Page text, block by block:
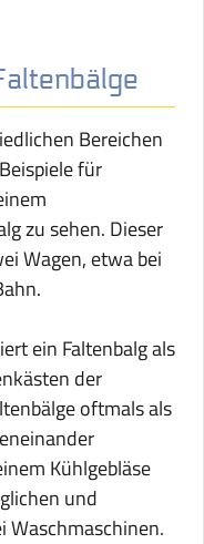
Bereichen
für
zu sehen. Dieser
Wagen, etwa bei
ein Faltenbalg als
der
oftmals als
Kühlgebläse
und
Waschmaschinen.